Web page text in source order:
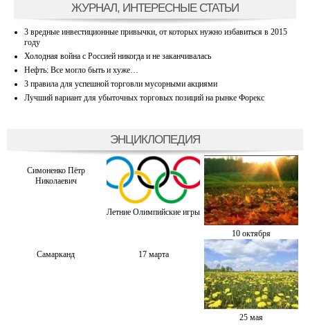
ЖУРНАЛ, ИНТЕРЕСНЫЕ СТАТЬИ
3 вредные инвестиционные привычки, от которых нужно избавиться в 2015
году
Холодная война с Россией никогда и не заканчивалась
Нефть: Все могло быть и хуже…
3 правила для успешной торговли мусорными акциями
Лучший вариант для убыточных торговых позиций на рынке Форекс
ЭНЦИКЛОПЕДИЯ
Симоненко Пётр
Николаевич
Летние Олимпийские игры
10 октября
Самарканд 17 марта
25 мая